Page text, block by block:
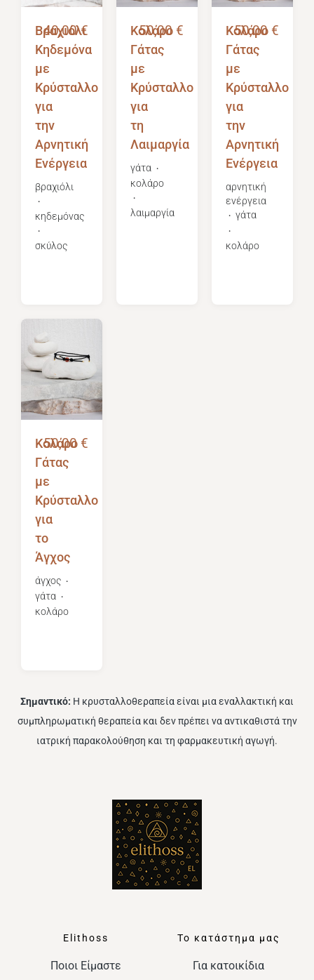
Βραχιόλι
Κηδεμόνα
με
Κρύσταλλο
για
την
Αρνητική
Ενέργεια
40,00€
βραχιόλι
・
κηδεμόνας
・
σκύλος
Κολάρο
Γάτας
με
Κρύσταλλο
για
τη
Λαιμαργία
50,00€
γάτα ・
κολάρο
・
λαιμαργία
Κολάρο
Γάτας
με
Κρύσταλλο
για
την
Αρνητική
Ενέργεια
50,00€
αρνητική
ενέργεια
・ γάτα
・
κολάρο
Κολάρο
Γάτας
με
Κρύσταλλο
για
το
Άγχος
50,00€
άγχος ・
γάτα ・
κολάρο
Σημαντικό: Η κρυσταλλοθεραπεία είναι μια εναλλακτική και
συμπληρωματική θεραπεία και δεν πρέπει να αντικαθιστά την
ιατρική παρακολούθηση και τη φαρμακευτική αγωγή.
Elithoss
Ποιοι Είμαστε
Το κατάστημα μας
Για κατοικίδια